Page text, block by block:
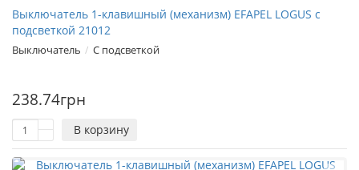
Выключатель 1-клавишный (механизм) EFAPEL LOGUS с
подсветкой 21012
Выключатель С подсветкой
238.74грн
В корзину